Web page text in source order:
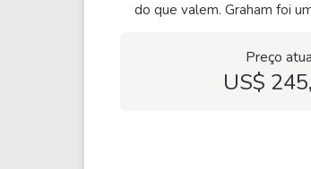
do que valem. Graham foi
Preço
US$